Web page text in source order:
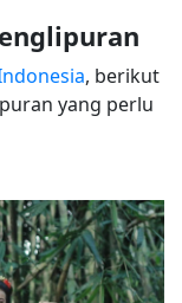
, berikut
yang perlu